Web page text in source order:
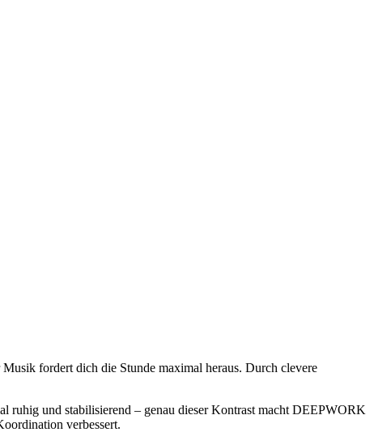
fordert dich die Stunde maximal heraus. Durch clevere
ruhig und stabilisierend – genau dieser Kontrast macht DEEPWORK
verbessert.